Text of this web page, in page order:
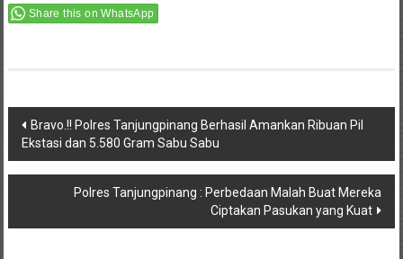
Share this on WhatsApp
Post
navigation
Bravo.!! Polres Tanjungpinang Berhasil Amankan Ribuan Pil
Ekstasi dan 5.580 Gram Sabu Sabu
Polres Tanjungpinang : Perbedaan Malah Buat Mereka
Ciptakan Pasukan yang Kuat